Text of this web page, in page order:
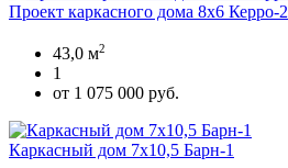
Проект каркасного дома 8х6 Керро-2
43,0 м2
1
от 1 075 000 руб.
Каркасный дом 7х10,5 Барн-1